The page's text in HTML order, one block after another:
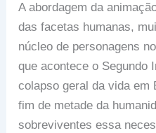
A abordagem da
das facetas humanas,
núcleo de personagens
que acontece o Segundo
colapso geral da vida em
fim de metade da
sobreviventes essa